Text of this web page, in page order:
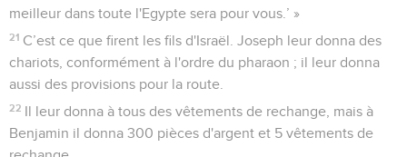
meilleur dans toute l'Egypte sera pour vous.’ »
21 C’est ce que firent les fils d'Israël. Joseph leur donna des
chariots, conformément à l'ordre du pharaon ; il leur donna
aussi des provisions pour la route.
22 Il leur donna à tous des vêtements de rechange, mais à
Benjamin il donna 300 pièces d'argent et 5 vêtements de